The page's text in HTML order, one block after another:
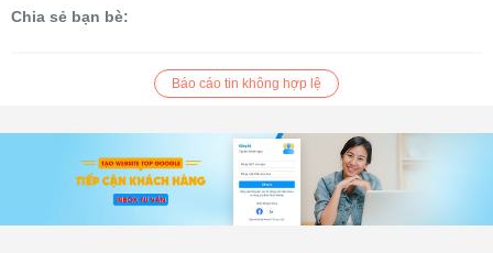
Chia sẻ bạn bè:
Báo cáo tin không hợp lệ